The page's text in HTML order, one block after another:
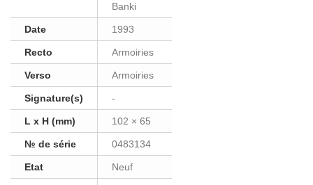
Banki
Date 1993
Recto Armoiries
Verso Armoiries
Signature(s) -
L x H (mm) 102 × 65
№ de série 0483134
Etat Neuf